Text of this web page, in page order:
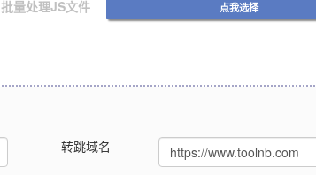
批量处理JS文件 点我选择
转跳域名